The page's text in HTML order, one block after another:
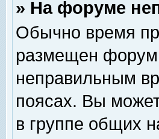
» На форуме
Обычно время
размещен
неправильным
поясах. Вы
в группе общих